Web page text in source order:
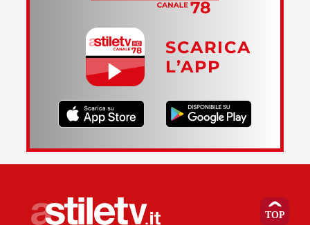
SCARICA
L’APP